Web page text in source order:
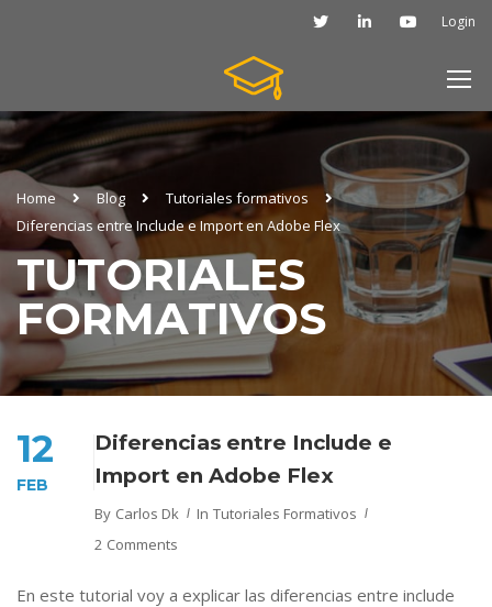
Login
Home Blog
Tutoriales formativos
Diferencias entre Include e Import en Adobe Flex
TUTORIALES
FORMATIVOS
12
FEB
Diferencias entre Include e
Import en Adobe Flex
By Carlos Dk In Tutoriales Formativos
2 Comments
En este tutorial voy a explicar las diferencias entre include